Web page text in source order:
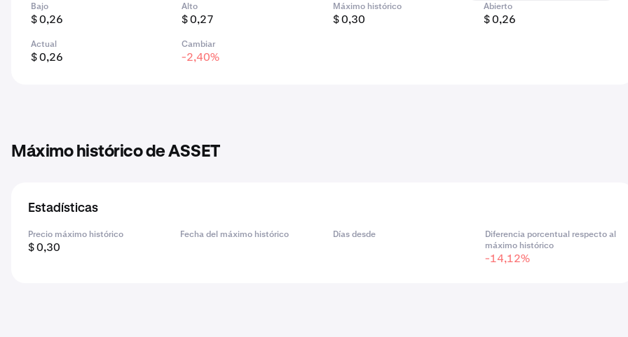
Bajo
$ 0,26
Alto
$ 0,27
Máximo histórico
$ 0,30
Abierto
$ 0,26
Actual
$ 0,26
Cambiar
-2,40%
Máximo histórico de ASSET
Estadísticas
Precio máximo histórico
$ 0,30
Fecha del máximo histórico Días desde
Diferencia porcentual respecto al
máximo histórico
-14,12%